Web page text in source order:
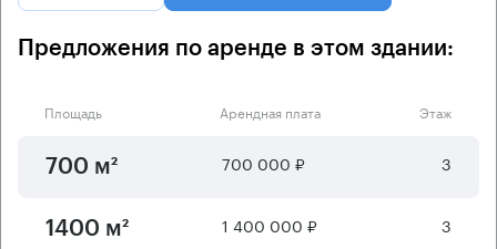
Предложения по аренде в этом здании:
Площадь Арендная плата Этаж
700 м² 700 000 ₽ 3
1400 м² 1 400 000 ₽ 3